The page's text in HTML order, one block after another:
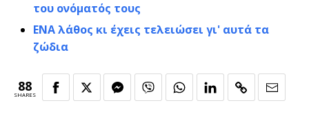
του ονόματός τους
ΕΝΑ λάθος κι έχεις τελειώσει γι' αυτά τα
ζώδια
88
SHARES